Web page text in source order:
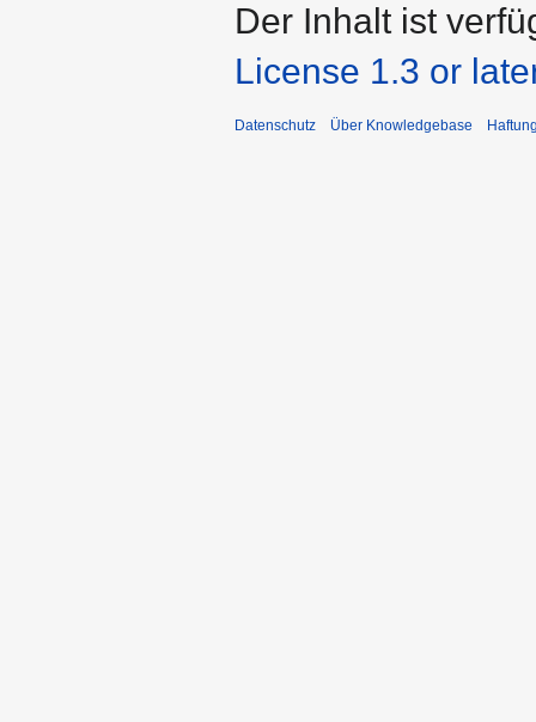
Der Inhalt ist
License 1.3 or
Datenschutz Über Knowledgebase